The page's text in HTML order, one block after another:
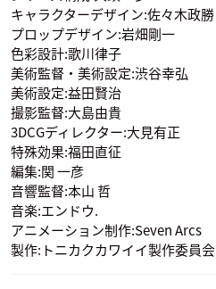
キャラクターデザイン:佐々木政勝
プロップデザイン:岩畑剛一
色彩設計:歌川律子
美術監督・美術設定:渋谷幸弘
美術設定:益田賢治
撮影監督:大島由貴
3DCGディレクター:大見有正
特殊効果:福田直征
編集:関 一彦
音響監督:本山 哲
音楽:エンドウ.
アニメーション制作:Seven Arcs
製作:トニカクカワイイ製作委員会